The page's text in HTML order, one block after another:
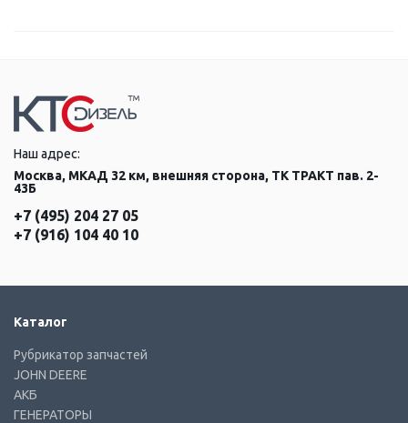
Наш адрес:
Москва, МКАД 32 км, внешняя сторона, ТК ТРАКТ пав. 2-
43Б
+7 (495) 204 27 05
+7 (916) 104 40 10
Каталог
Рубрикатор запчастей
JOHN DEERE
АКБ
ГЕНЕРАТОРЫ